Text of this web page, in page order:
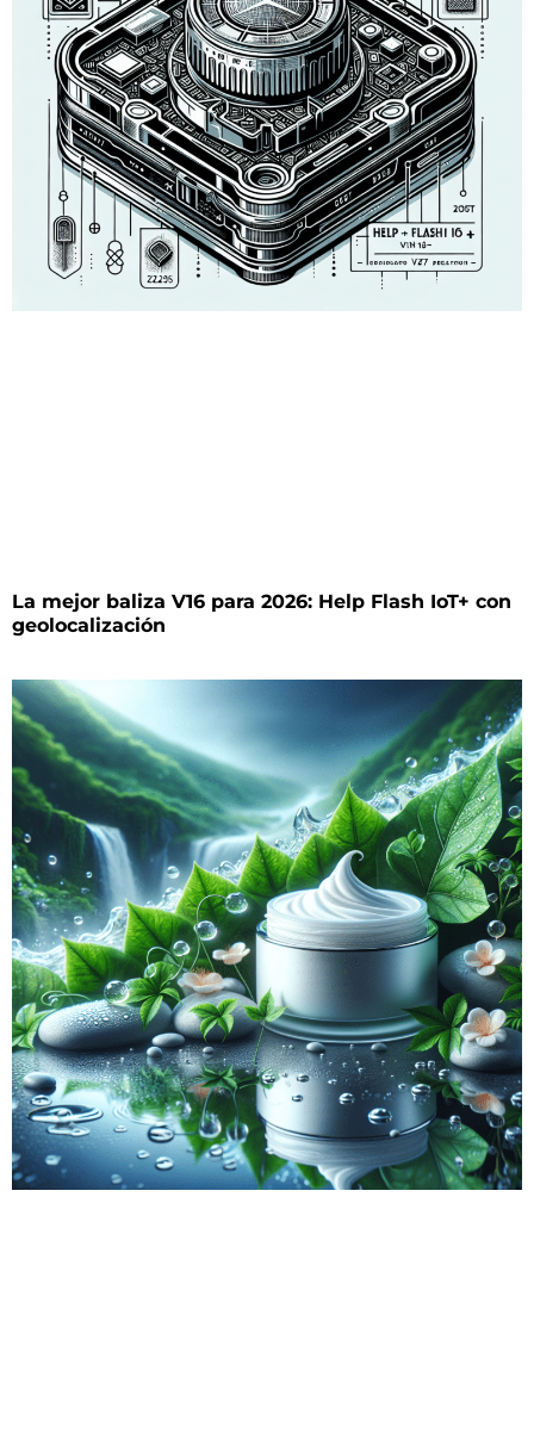
La mejor baliza V16 para 2026: Help Flash IoT+ con
geolocalización